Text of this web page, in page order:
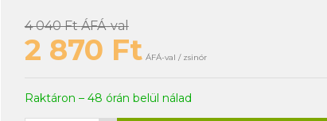
4 040 FtÁFÁ-val
2 870 Ft ÁFÁ-val / zsinór
Raktáron – 48 órán belül nálad